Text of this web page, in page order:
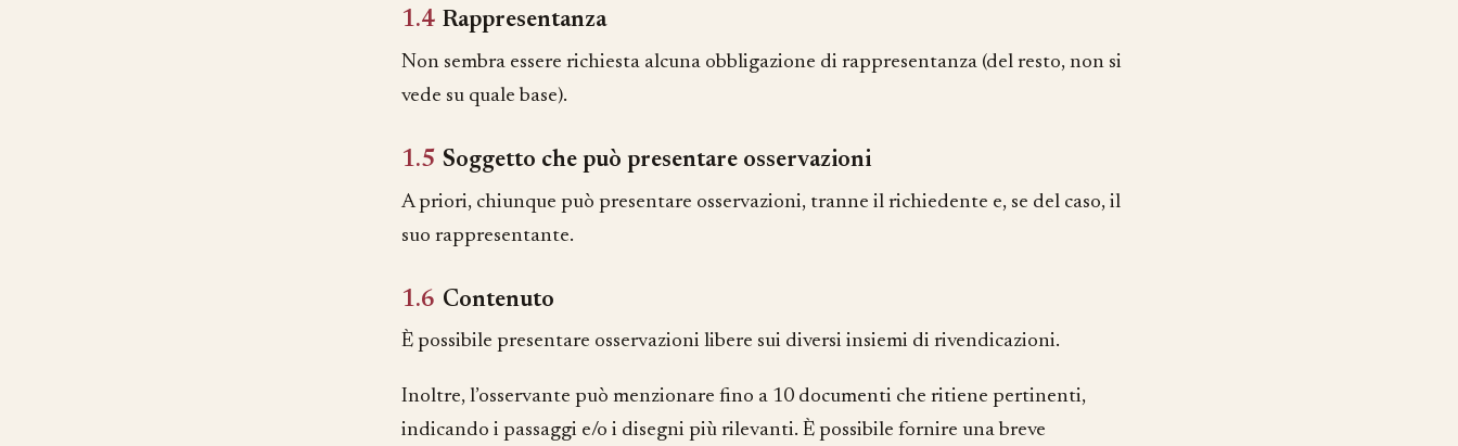
1.4 Rappresentanza
Non sembra essere richiesta alcuna obbligazione di rappresentanza (del resto, non si
vede su quale base).
1.5 Soggetto che può presentare osservazioni
A priori, chiunque può presentare osservazioni, tranne il richiedente e, se del caso, il
suo rappresentante.
1.6 Contenuto
È possibile presentare osservazioni libere sui diversi insiemi di rivendicazioni.
Inoltre, l’osservante può menzionare fino a 10 documenti che ritiene pertinenti,
indicando i passaggi e/o i disegni più rilevanti. È possibile fornire una breve